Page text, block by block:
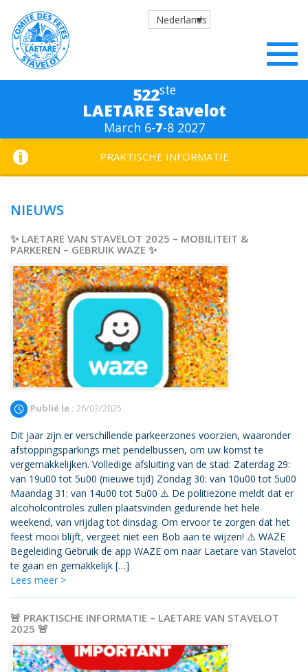
Nederlands
522ste
LAETARE Stavelot
March 6-7-8 2027
PRAKTISCHE INFORMATIE
NIEUWS
✨ LAETARE VAN STAVELOT 2025 – MOBILITEIT &
PARKEREN – GEBRUIK WAZE ✨
Publié le : 26/03/2025
Dit jaar zijn er verschillende parkeerzones voorzien, waaronder
afstoppingsparkings met pendelbussen, om uw komst te
vergemakkelijken. Volledige afsluiting van de stad: Zaterdag 29:
van 19u00 tot 5u00 (nieuwe tijd) Zondag 30: van 10u00 tot 5u00
Maandag 31: van 14u00 tot 5u00 ⚠️ De politiezone meldt dat er
alcoholcontroles zullen plaatsvinden gedurende het hele
weekend, van vrijdag tot dinsdag. Om ervoor te zorgen dat het
feest mooi blijft, vergeet niet een Bob aan te wijzen! ⚠️ WAZE
Begeleiding Gebruik de app WAZE om naar Laetare van Stavelot
te gaan en gemakkelijk […]
Lees meer >
🚨 PRAKTISCHE INFORMATIE – LAETARE VAN STAVELOT
2025 🚨